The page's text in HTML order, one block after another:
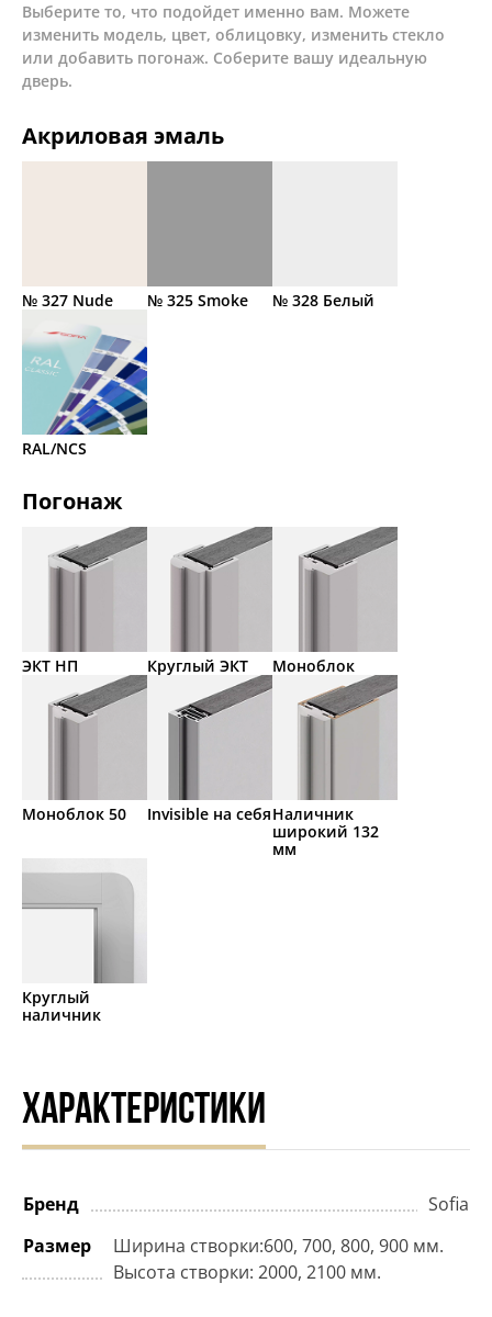
Выберите то, что подойдет именно вам. Можете
изменить модель, цвет, облицовку, изменить стекло
или добавить погонаж. Соберите вашу идеальную
дверь.
Акриловая эмаль
№ 327 Nude № 325 Smoke № 328 Белый
RAL/NCS
Погонаж
ЭКТ НП Круглый ЭКТ Моноблок
Моноблок 50 Invisible на себяНаличник
широкий 132
мм
Круглый
наличник
ХАРАКТЕРИСТИКИ
Бренд
Sofia
Размер
Ширина створки:600, 700, 800, 900 мм.
Высота створки: 2000, 2100 мм.